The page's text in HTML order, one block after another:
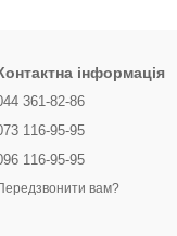
інформація
361-82-86
116-95-95
116-95-95
вам?